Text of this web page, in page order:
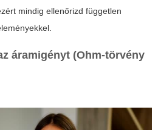
mindig ellenőrizd független
áramigényt (Ohm-törvény